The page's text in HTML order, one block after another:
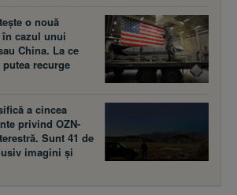
o nouă
în cazul unui
China. La ce
recurge
a cincea
privind OZN-
Sunt 41 de
imagini și